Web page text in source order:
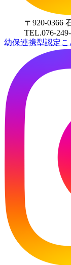
〒920-0366
TEL.076-
幼保連携型認定こ